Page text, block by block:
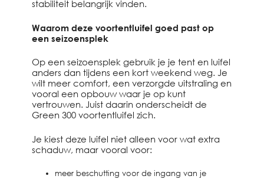
stabiliteit belangrijk vinden.
Waarom deze voortentluifel goed past op
een seizoensplek
Op een seizoensplek gebruik je je tent en luifel
anders dan tijdens een kort weekend weg. Je
wilt meer comfort, een verzorgde uitstraling en
vooral een opbouw waar je op kunt
vertrouwen. Juist daarin onderscheidt de
Green 300 voortentluifel zich.
Je kiest deze luifel niet alleen voor wat extra
schaduw, maar vooral voor:
meer beschutting voor de ingang van je